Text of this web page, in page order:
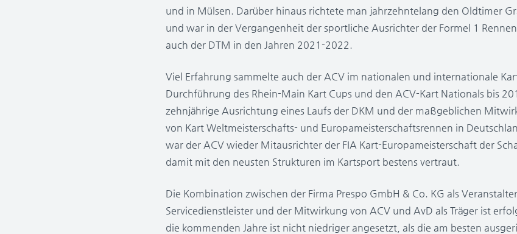
und in Mülsen. Darüber hinaus richtete man jahrzehntelang den Oldtimer
und war in der Vergangenheit der sportliche Ausrichter der Formel 1
auch der DTM in den Jahren 2021-2022.
Viel Erfahrung sammelte auch der ACV im nationalen und internationale
Durchführung des Rhein-Main Kart Cups und den ACV-Kart Nationals bis
zehnjährige Ausrichtung eines Laufs der DKM und der maßgeblichen
von Kart Weltmeisterschafts- und Europameisterschaftsrennen in
war der ACV wieder Mitausrichter der FIA Kart-Europameisterschaft der
damit mit den neusten Strukturen im Kartsport bestens vertraut.
Die Kombination zwischen der Firma Prespo GmbH & Co. KG als
Servicedienstleister und der Mitwirkung von ACV und AvD als Träger ist
die kommenden Jahre ist nicht niedriger angesetzt, als die am besten